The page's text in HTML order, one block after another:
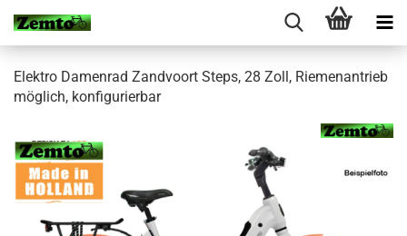
Elektro Damenrad Zandvoort Steps, 28 Zoll, Riemenantrieb
möglich, konfigurierbar